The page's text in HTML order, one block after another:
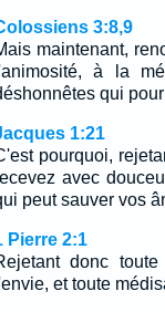
3:8,9
maintenant,
à la
qui
1:21
pourquoi,
avec
peut sauver vos
Pierre 2:1
donc
et toute